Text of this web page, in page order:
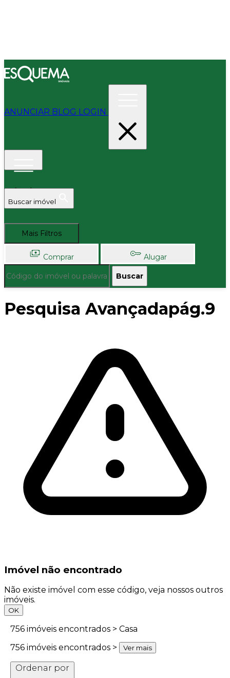
ANUNCIAR BLOG LOGIN
Buscar imóvel
Mais Filtros
Comprar Alugar
Buscar
Pesquisa Avançadapág.9
Imóvel não encontrado
Não existe imóvel com esse código, veja nossos outros
imóveis.
OK
756 imóveis encontrados > Casa
756 imóveis encontrados > Ver mais
Ordenar por